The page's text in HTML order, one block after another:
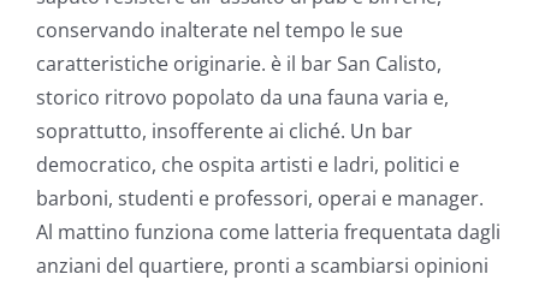
Calisto
il
vecchio
diventa
un
conservando inalterate nel tempo le sue
caratteristiche originarie. è il bar San Calisto,
storico ritrovo popolato da una fauna varia e,
soprattutto, insofferente ai cliché. Un bar
democratico, che ospita artisti e ladri, politici e
barboni, studenti e professori, operai e manager.
Al mattino funziona come latteria frequentata dagli
anziani del quartiere, pronti a scambiarsi opinioni